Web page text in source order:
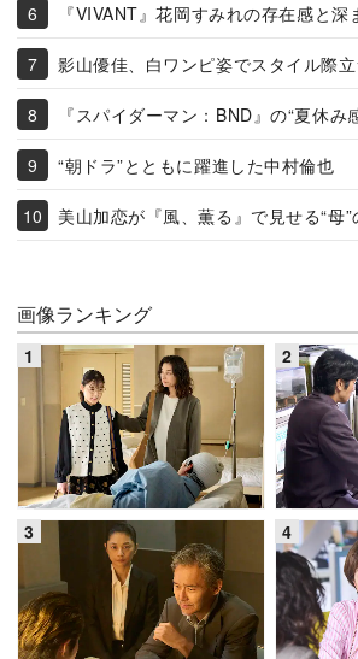
『VIVANT』花岡すみれの存在感と深
影山優佳、白ワンピ姿でスタイル際
『スパイダーマン：BND』の“夏休み
“朝ドラ”とともに躍進した中村倫也
美山加恋が『風、薫る』で見せる“母”
画像ランキング